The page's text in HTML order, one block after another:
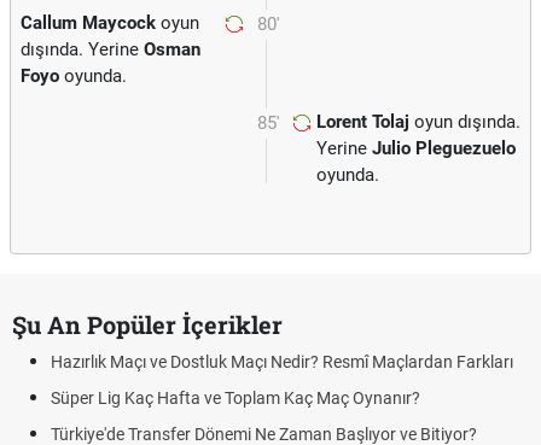
80'
Callum Maycock oyun
dışında. Yerine Osman
Foyo oyunda.
85' Lorent Tolaj oyun dışında.
Yerine Julio Pleguezuelo
oyunda.
Şu An Popüler İçerikler
Hazırlık Maçı ve Dostluk Maçı Nedir? Resmî Maçlardan Farkları
Süper Lig Kaç Hafta ve Toplam Kaç Maç Oynanır?
Türkiye'de Transfer Dönemi Ne Zaman Başlıyor ve Bitiyor?